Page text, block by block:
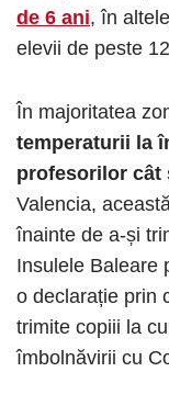
de 6 ani, în
elevii de peste
În majoritatea
temperaturii la
profesorilor cât
Valencia,
înainte de a-și
Insulele Baleare
o declarație prin
trimite copiii la
îmbolnăvirii cu